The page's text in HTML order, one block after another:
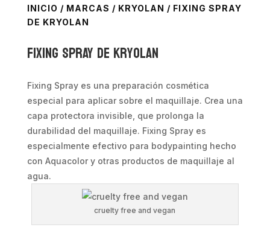
INICIO / MARCAS / KRYOLAN / FIXING SPRAY
DE KRYOLAN
FIXING SPRAY de Kryolan
Fixing Spray es una preparación cosmética
especial para aplicar sobre el maquillaje. Crea una
capa protectora invisible, que prolonga la
durabilidad del maquillaje. Fixing Spray es
especialmente efectivo para bodypainting hecho
con Aquacolor y otras productos de maquillaje al
agua.
cruelty free and vegan